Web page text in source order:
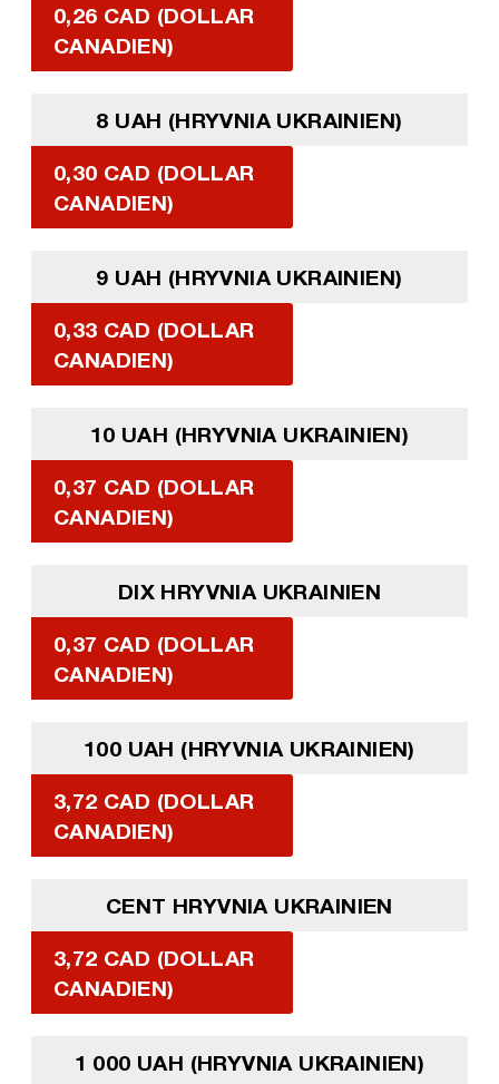
0,26 CAD (DOLLAR
CANADIEN)
8 UAH (HRYVNIA UKRAINIEN)
0,30 CAD (DOLLAR
CANADIEN)
9 UAH (HRYVNIA UKRAINIEN)
0,33 CAD (DOLLAR
CANADIEN)
10 UAH (HRYVNIA UKRAINIEN)
0,37 CAD (DOLLAR
CANADIEN)
DIX HRYVNIA UKRAINIEN
0,37 CAD (DOLLAR
CANADIEN)
100 UAH (HRYVNIA UKRAINIEN)
3,72 CAD (DOLLAR
CANADIEN)
CENT HRYVNIA UKRAINIEN
3,72 CAD (DOLLAR
CANADIEN)
1 000 UAH (HRYVNIA UKRAINIEN)